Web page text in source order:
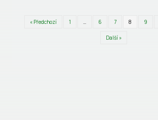
« Předchozí 1 … 6 7 8 9
Další »